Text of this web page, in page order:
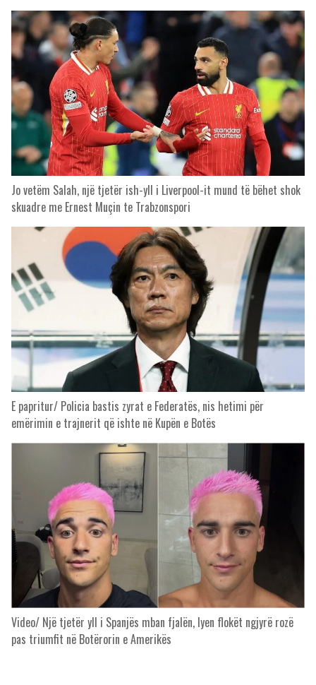
Jo vetëm Salah, një tjetër ish-yll i Liverpool-it mund të bëhet shok
skuadre me Ernest Muçin te Trabzonspori
E papritur/ Policia bastis zyrat e Federatës, nis hetimi për
emërimin e trajnerit që ishte në Kupën e Botës
Video/ Një tjetër yll i Spanjës mban fjalën, lyen flokët ngjyrë rozë
pas triumfit në Botërorin e Amerikës